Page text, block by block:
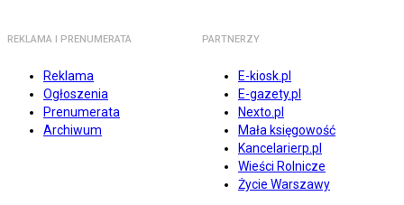
REKLAMA I PRENUMERATA
Reklama
Ogłoszenia
Prenumerata
Archiwum
PARTNERZY
E-kiosk.pl
E-gazety.pl
Nexto.pl
Mała księgowość
Kancelarierp.pl
Wieści Rolnicze
Życie Warszawy